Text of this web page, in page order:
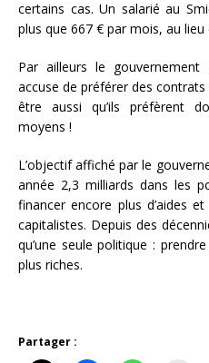
certains cas. Un salarié au
plus que 667 € par mois, au
Par ailleurs le gouvernement
accuse de préférer des
être aussi qu’ils préfèrent
moyens !
L’objectif affiché par le
année 2,3 milliards dans les
financer encore plus d’aides
capitalistes. Depuis des
qu’une seule politique :
plus riches.
Partager :